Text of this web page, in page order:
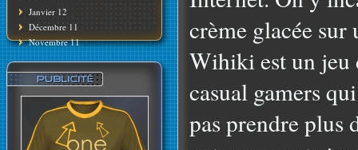
Janvier 12
Décembre 11
Novembre 11
crème glacée sur
Wihiki est un jeu
casual gamers
pas prendre plus